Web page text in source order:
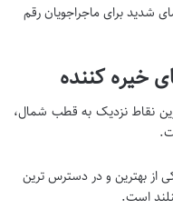
شدید برای ماجراجویان رقم
خیره کننده
نقاط نزدیک به قطب شمال،
از بهترین و در دسترس ترین
است.